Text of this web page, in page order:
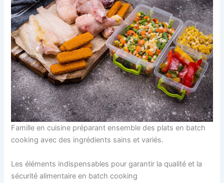
Famille en cuisine préparant ensemble des plats en batch
cooking avec des ingrédients sains et variés.
Les éléments indispensables pour garantir la qualité et la
sécurité alimentaire en batch cooking